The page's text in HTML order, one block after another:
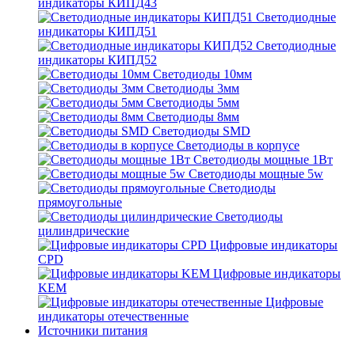
Светодиодные
индикаторы КИПД51
Светодиодные
индикаторы КИПД52
Светодиоды 10мм
Светодиоды 3мм
Светодиоды 5мм
Светодиоды 8мм
Светодиоды SMD
Светодиоды в корпусе
Светодиоды мощные 1Вт
Светодиоды мощные 5w
Светодиоды
прямоугольные
Светодиоды
цилиндрические
Цифровые индикаторы
CPD
Цифровые индикаторы
KEM
Цифровые
индикаторы отечественные
Источники питания